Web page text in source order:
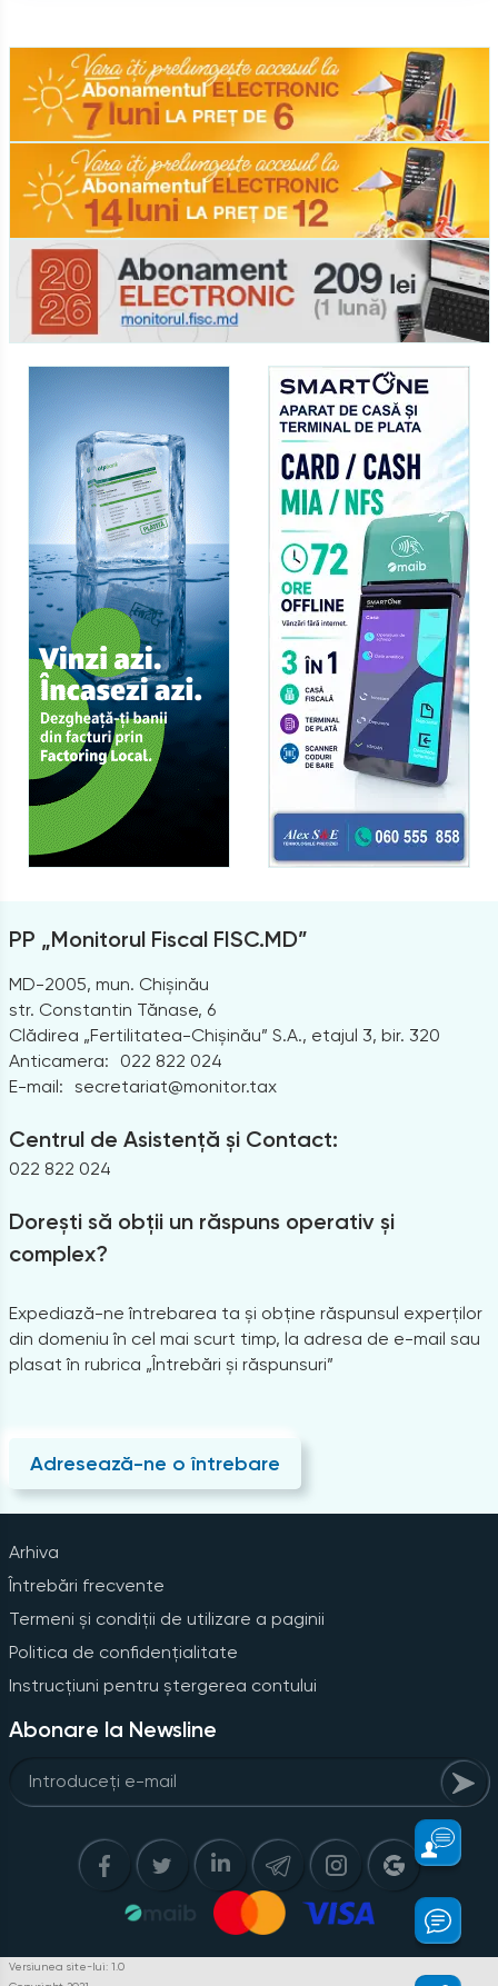
PP „Monitorul Fiscal FISC.MD”
MD-2005, mun. Chișinău
str. Constantin Tănase, 6
Clădirea „Fertilitatea-Chișinău” S.A., etajul 3, bir. 320
Anticamera:
022 822 024
E-mail: secretariat@monitor.tax
Centrul de Asistență și Contact:
022 822 024
Dorești să obții un răspuns operativ și
complex?
Expediază-ne întrebarea ta și obține răspunsul experților
din domeniu în cel mai scurt timp, la adresa de e-mail sau
plasat în rubrica „Întrebări și răspunsuri”
Adresează-ne o întrebare
Arhiva
Întrebări frecvente
Termeni și condiții de utilizare a paginii
Politica de confidențialitate
Instrucțiuni pentru ștergerea contului
Abonare la Newsline
Versiunea site-lui: 1.0